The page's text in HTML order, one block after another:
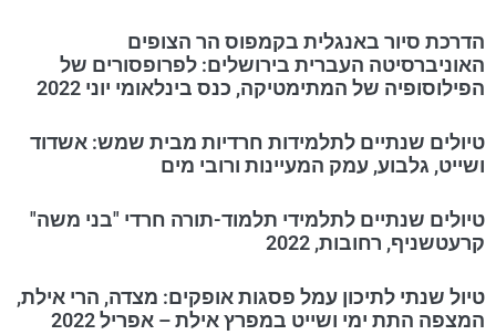
הדרכת סיור באנגלית בקמפוס הר הצופים
האוניברסיטה העברית בירושלים: לפרופסורים של
הפילוסופיה של המתימטיקה, כנס בינלאומי יוני 2022
טיולים שנתיים לתלמידות חרדיות מבית שמש: אשדוד
ושייט, גלבוע, עמק המעיינות ורובי מים
טיולים שנתיים לתלמידי תלמוד-תורה חרדי "בני משה"
קרעטשניף, רחובות, 2022
טיול שנתי לתיכון עמל פסגות אופקים: מצדה, הרי אילת,
המצפה התת ימי ושייט במפרץ אילת – אפריל 2022